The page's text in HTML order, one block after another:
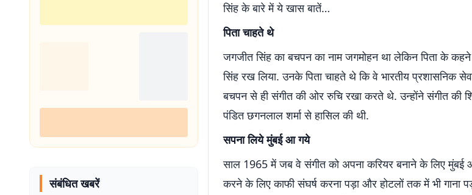
संबंधित खबरें
सिंह के बारे में ये खास बातें…
पिता चाहते थे
जगजीत सिंह का बचपन का नाम जगमोहन था लेकिन पिता के
सिंह रख लिया. उनके पिता चाहते थे कि वे भारतीय प्रशासनिक
बचपन से ही संगीत की ओर रुचि रखा करते थे. उन्‍होंने संगीत की
पंडित छगनलाल शर्मा से हासिल की थी.
सपना लिये मुंबई आ गये
साल 1965 में जब वे संगीत को अपना करियर बनाने के लिए मुंबई
करने के लिए काफी संघर्ष करना पड़ा और होटलों तक में भी गाना